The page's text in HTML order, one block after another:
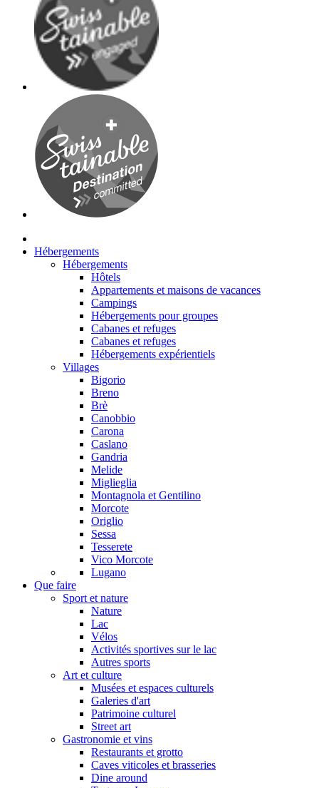
Hébergements
Hébergements
Hôtels
Appartements et maisons de vacances
Campings
Hébergements pour groupes
Cabanes et refuges
Cabanes et refuges
Hébergements expérientiels
Villages
Bigorio
Breno
Brè
Canobbio
Carona
Caslano
Gandria
Melide
Miglieglia
Montagnola et Gentilino
Morcote
Origlio
Sessa
Tesserete
Vico Morcote
Lugano
Que faire
Sport et nature
Nature
Lac
Vélos
Activités sportives sur le lac
Autres sports
Art et culture
Musées et espaces culturels
Galeries d'art
Patrimoine culturel
Street art
Gastronomie et vins
Restaurants et grotto
Caves viticoles et brasseries
Dine around